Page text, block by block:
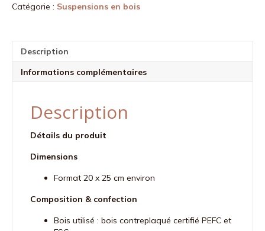
bois
gris
Catégorie : Suspensions en bois
Description
Informations complémentaires
Description
Détails du produit
Dimensions
Format 20 x 25 cm environ
Composition & confection
Bois utilisé : bois contreplaqué certifié PEFC et